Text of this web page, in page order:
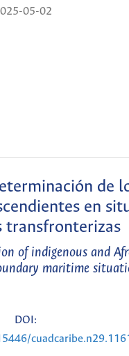
05-02
de
en
transfronterizas
of indigenous and
maritime
DOI: